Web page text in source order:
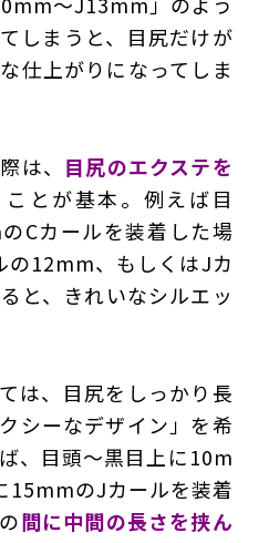
しまうと、目尻だけが
仕上がりになってしま
は、 目尻のエクステを
ことが基本。例えば目
Cカールを装着した場
の12mm、もしくはJカ
と、きれいなシルエッ
は、目尻をしっかり長
シーなデザイン」を希
、目頭～黒目上に10m
15mmのJカールを装着
間に中間の長さを挟ん